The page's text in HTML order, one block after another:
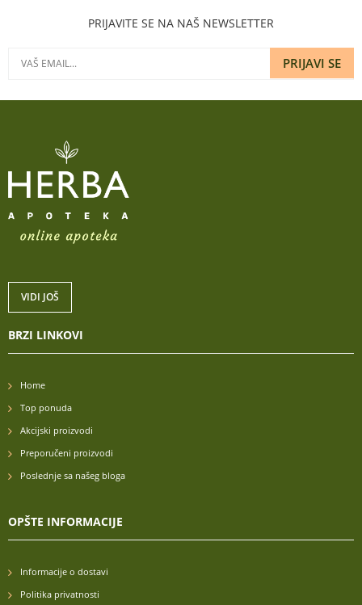
PRIJAVITE SE NA NAŠ NEWSLETTER
PRIJAVI SE
VIDI JOŠ
BRZI LINKOVI
Home
Top ponuda
Akcijski proizvodi
Preporučeni proizvodi
Poslednje sa našeg bloga
OPŠTE INFORMACIJE
Informacije o dostavi
Politika privatnosti